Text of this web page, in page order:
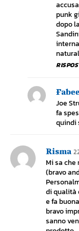
punk
dopo
Joe
fa
quindi
Risma
Mi sa
(bravo
di qualità
e fa
bravo
sanno